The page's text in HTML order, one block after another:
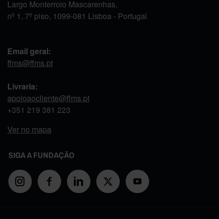
Largo Monterroio Mascarenhas,
nº 1, 7º piso, 1099-081 Lisboa - Portugal
Email geral:
ffms@ffms.pt
Livraria:
apoioaocliente@ffms.pt
+351 219 381 223
Ver no mapa
SIGA A FUNDAÇÃO